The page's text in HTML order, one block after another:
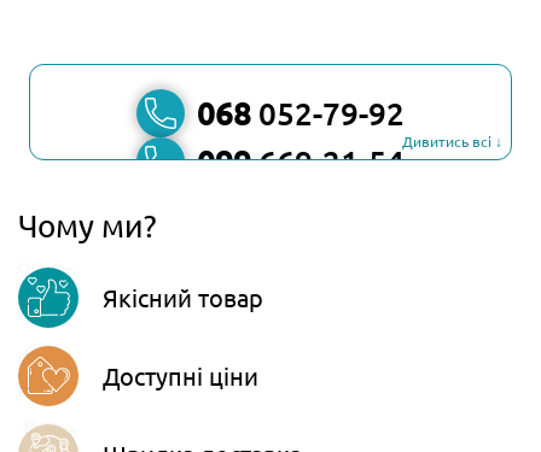
068 052-79-92
099669-21-54
Telegram
Дивитись всі ↓
Чому ми?
Якісний товар
Доступні ціни